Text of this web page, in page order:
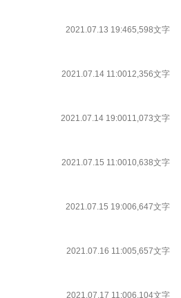
2021.07.13 19:465,598文字
2021.07.14 11:0012,356文字
2021.07.14 19:0011,073文字
2021.07.15 11:0010,638文字
2021.07.15 19:006,647文字
2021.07.16 11:005,657文字
2021.07.17 11:006,104文字